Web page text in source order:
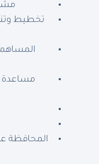
تخطيط
مساعدة
المحافظة